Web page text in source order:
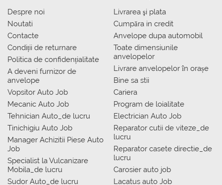
Despre noi
Noutati
Contacte
Condiții de returnare
Politica de confidențialitate
A deveni furnizor de
anvelope
Vopsitor Auto Job
Mecanic Auto Job
Tehnician Auto_de lucru
Tinichigiu Auto Job
Manager Achizitii Piese Auto
Job
Specialist la Vulcanizare
Mobila_de lucru
Sudor Auto_de lucru
Livrarea şi plata
Сumpăra in credit
Anvelope dupa automobil
Toate dimensiunile
anvelopelor
Livrare anvelopelor în orașe
Bine sa stii
Cariera
Program de loialitate
Electrician Auto Job
Reparator cutii de viteze_de
lucru
Reparator casete directie_de
lucru
Carosier auto job
Lacatus auto Job